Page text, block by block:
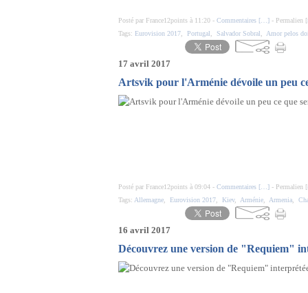
Posté par France12points à 11:20 - Commentaires [ ] - Permalien [
Tags: Eurovision 2017 Portugal Salvador Sobral Amor pelos
17 avril 2017
Artsvik pour l'Arménie dévoile un peu
Posté par France12points à 09:04 - Commentaires [ ] - Permalien [
Tags: Allemagne Eurovision 2017 Kiev, Arménie Armenia
16 avril 2017
Découvrez une version de "Requiem"